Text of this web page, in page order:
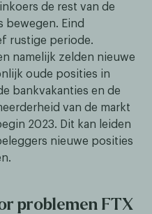
de rest van de
bewegen. Eind
rustige periode.
namelijk zelden nieuwe
oude posities in
bankvakanties en de
van de markt
2023. Dit kan leiden
nieuwe posities
problemen FTX